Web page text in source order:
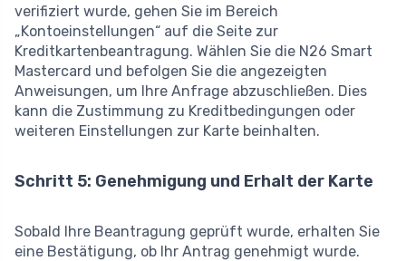
verifiziert wurde, gehen Sie im Bereich
„Kontoeinstellungen“ auf die Seite zur
Kreditkartenbeantragung. Wählen Sie die N26 Smart
Mastercard und befolgen Sie die angezeigten
Anweisungen, um Ihre Anfrage abzuschließen. Dies
kann die Zustimmung zu Kreditbedingungen oder
weiteren Einstellungen zur Karte beinhalten.
Schritt 5: Genehmigung und Erhalt der Karte
Sobald Ihre Beantragung geprüft wurde, erhalten Sie
eine Bestätigung, ob Ihr Antrag genehmigt wurde.